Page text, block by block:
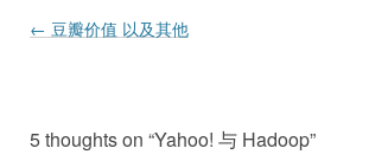
Post navigation
← 豆瓣价值 以及其他
5 thoughts on “Yahoo! 与 Hadoop”